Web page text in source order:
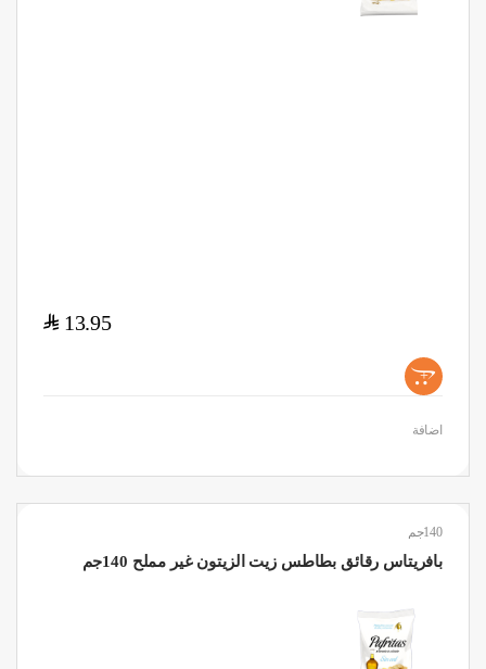
13.95
$
+
اضافة
140جم
بافريتاس رقائق بطاطس زيت الزيتون غير مملح 140جم